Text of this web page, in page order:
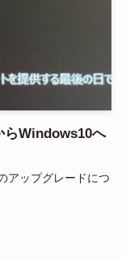
らWindows10へ
アップグレードにつ